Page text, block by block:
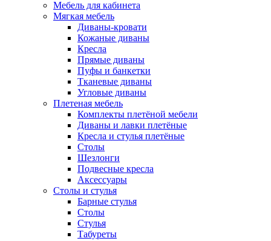
Мебель для кабинета
Мягкая мебель
Диваны-кровати
Кожаные диваны
Кресла
Прямые диваны
Пуфы и банкетки
Тканевые диваны
Угловые диваны
Плетеная мебель
Комплекты плетёной мебели
Диваны и лавки плетёные
Кресла и стулья плетёные
Столы
Шезлонги
Подвесные кресла
Аксессуары
Столы и стулья
Барные стулья
Столы
Стулья
Табуреты